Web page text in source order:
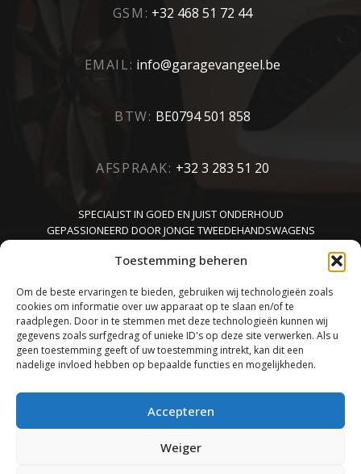
Toestemming beheren
Om de beste ervaringen te bieden, gebruiken wij technologieën zoals
cookies om informatie over uw apparaat op te slaan en/of te
raadplegen. Door in te stemmen met deze technologieën kunnen wij
gegevens zoals surfgedrag of unieke ID's op deze site verwerken. Als u
geen toestemming geeft of uw toestemming intrekt, kan dit een
nadelige invloed hebben op bepaalde functies en mogelijkheden.
Accepteren
Weiger
GSM: +32 468 51 72 44
EMAIL: info@garagevangeel.be
BTW: BE0794 501 858
AFSPRAAK: +32 3 283 51 20
SPECIALIST IN GOED EN JUIST ONDERHOUD
GEPASSIONEERD DOOR JONGE TWEEDEHANDSWAGENS
TOP